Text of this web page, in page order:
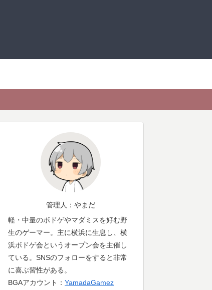
管理人：やまだ
軽・中量のボドゲやマダミスを好む野
生のゲーマー。主に横浜に生息し、横
浜ボドゲ会というオープン会を主催し
ている。SNSのフォローをすると非常
に喜ぶ習性がある。
BGAアカウント： YamadaGamez